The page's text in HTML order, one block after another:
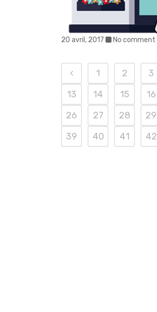
20 avril, 2017 No comment
1 2 3
13
14 15 16
26
27 28 29
39
40 41 42